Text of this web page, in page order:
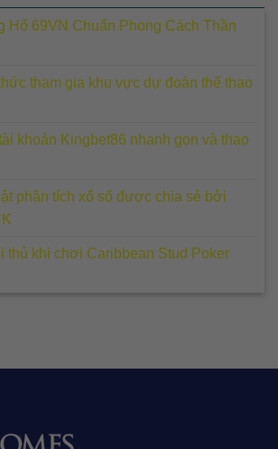
Hổ 69VN Chuẩn Phong Cách Thần
tham gia khu vực dự đoán thể thao
khoản Kingbet86 nhanh gọn và thao
phân tích xổ số được chia sẻ bởi
thủ khi chơi Caribbean Stud Poker